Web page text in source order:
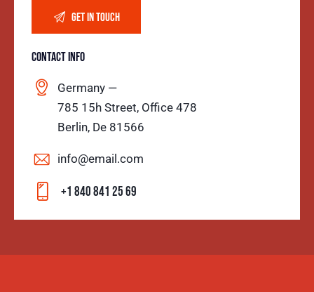
CONTACT INFO
Germany —
785 15h Street, Office 478
Berlin, De 81566
info@email.com
+1 840 841 25 69